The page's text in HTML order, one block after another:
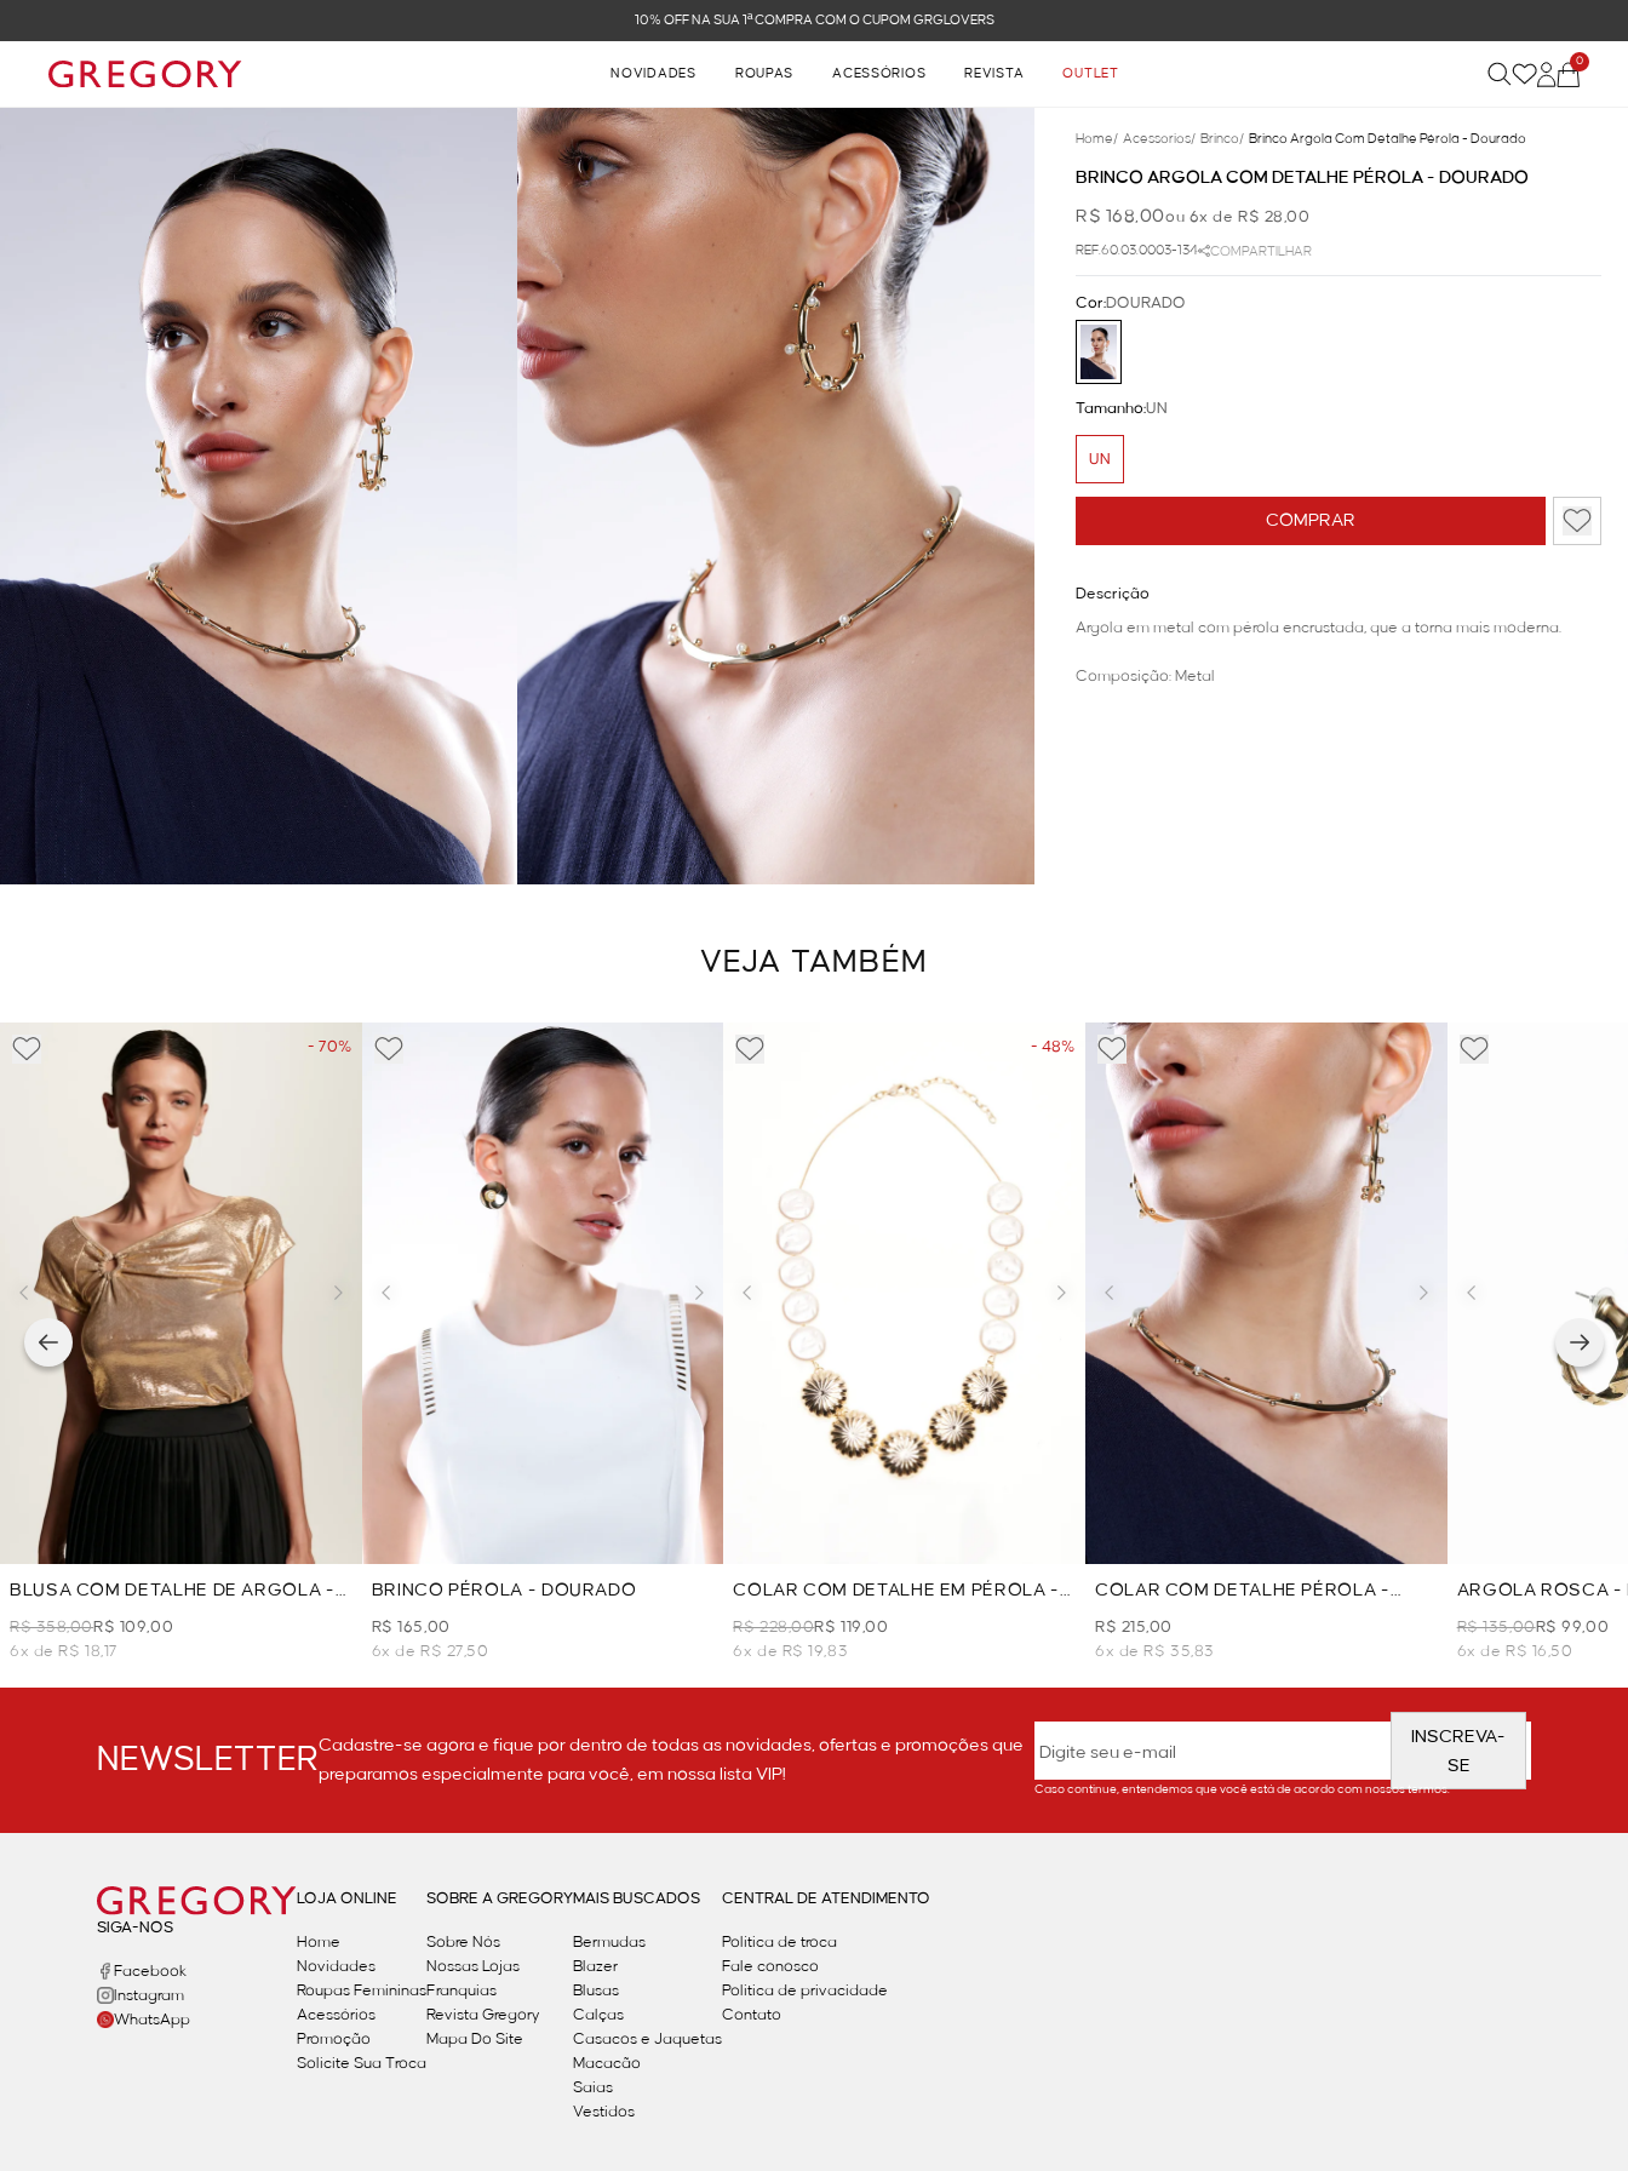
10% OFF NA SUA 1ª COMPRA COM O CUPOM GRGLOVERS
NOVIDADES ROUPAS ACESSÓRIOS REVISTA OUTLET
0
Home/ Acessorios/ Brinco/ Brinco Argola Com Detalhe Pérola - Dourado
BRINCO ARGOLA COM DETALHE PÉROLA - DOURADO
R$ 168,00ou 6x de R$ 28,00
REF.60.03.0003-134 COMPARTILHAR
COMPRAR
Cor:DOURADO
Tamanho:UN
UN
Descrição
Argola em metal com pérola encrustada, que a torna mais moderna.
Composição: Metal
VEJA TAMBÉM
- 70%
BLUSA COM DETALHE DE ARGOLA -
DOURADO
R$ 358,00R$ 109,00
6x de R$ 18,17
BRINCO PÉROLA - DOURADO
R$ 165,00
6x de R$ 27,50
- 48%
COLAR COM DETALHE EM PÉROLA -
DOURADO
R$ 228,00R$ 119,00
6x de R$ 19,83
COLAR COM DETALHE PÉROLA -
DOURADO
R$ 215,00
6x de R$ 35,83
ARGOLA ROSCA -
R$ 135,00R$ 99,00
6x de R$ 16,50
NEWSLETTERCadastre-se agora e fique por dentro de todas as novidades, ofertas e promoções que
preparamos especialmente para você, em nossa lista VIP!
INSCREVA-
SE
Caso continue, entendemos que você está de acordo com nossos termos.
SIGA-NOS
Facebook
Instagram
WhatsApp
LOJA ONLINE
Home
Novidades
Roupas Femininas
Acessórios
Promoção
Solicite Sua Troca
SOBRE A GREGORY
Sobre Nós
Nossas Lojas
Franquias
Revista Gregory
Mapa Do Site
MAIS BUSCADOS
Bermudas
Blazer
Blusas
Calças
Casacos e Jaquetas
Macacão
Saias
Vestidos
CENTRAL DE ATENDIMENTO
Política de troca
Fale conosco
Politica de privacidade
Contato